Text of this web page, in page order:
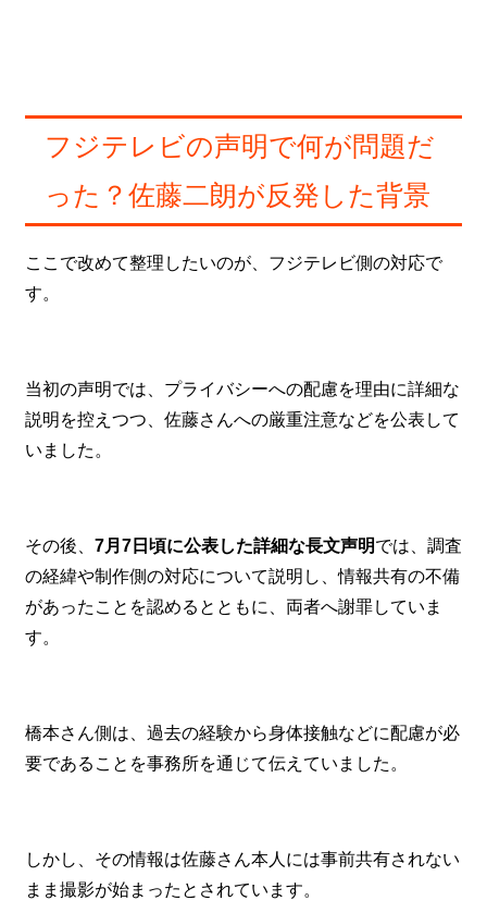
フジテレビの声明で何が問題だ
った？佐藤二朗が反発した背景
ここで改めて整理したいのが、フジテレビ側の対応で
す。
当初の声明では、プライバシーへの配慮を理由に詳細な
説明を控えつつ、佐藤さんへの厳重注意などを公表して
いました。
その後、 7月7日頃に公表した詳細な長文声明では、調査
の経緯や制作側の対応について説明し、情報共有の不備
があったことを認めるとともに、両者へ謝罪していま
す。
橋本さん側は、過去の経験から身体接触などに配慮が必
要であることを事務所を通じて伝えていました。
しかし、その情報は佐藤さん本人には事前共有されない
まま撮影が始まったとされています。